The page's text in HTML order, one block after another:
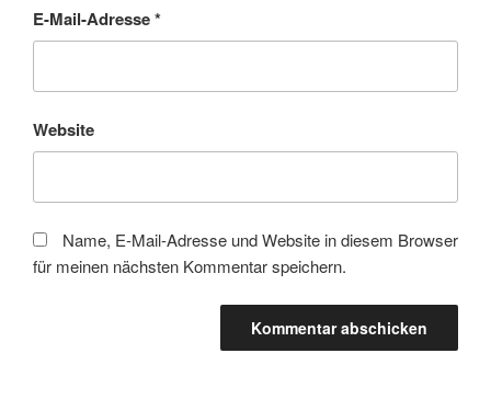
E-Mail-Adresse*
Website
Name, E-Mail-Adresse und Website in diesem Browser
für meinen nächsten Kommentar speichern.